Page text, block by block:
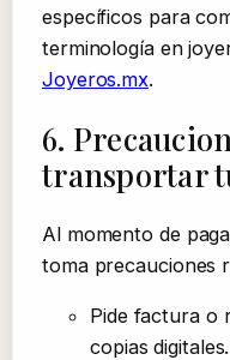
específicos para
terminología en
Joyeros.mx.
6.
transportar
Al momento de
toma precauciones
Pide factura o
copias digitales.